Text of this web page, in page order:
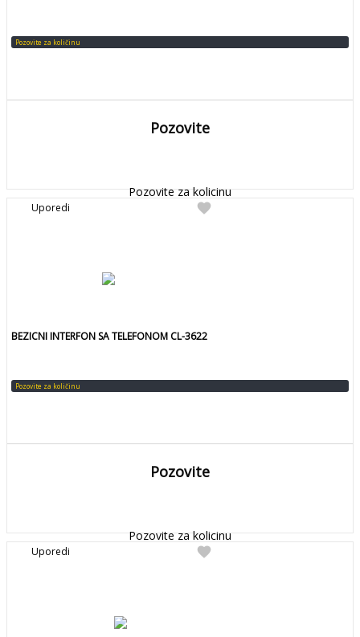
Pozovite za količinu
Pozovite
Pozovite za kolicinu
favorite
Uporedi
BEZICNI INTERFON SA TELEFONOM CL-3622
Pozovite za količinu
Pozovite
Pozovite za kolicinu
favorite
Uporedi